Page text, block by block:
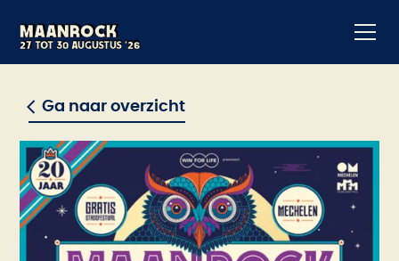
Maanrock
Maanrock
27 tot 30 augustus '26
21 tot 24 augustus '25
Ga naar overzicht